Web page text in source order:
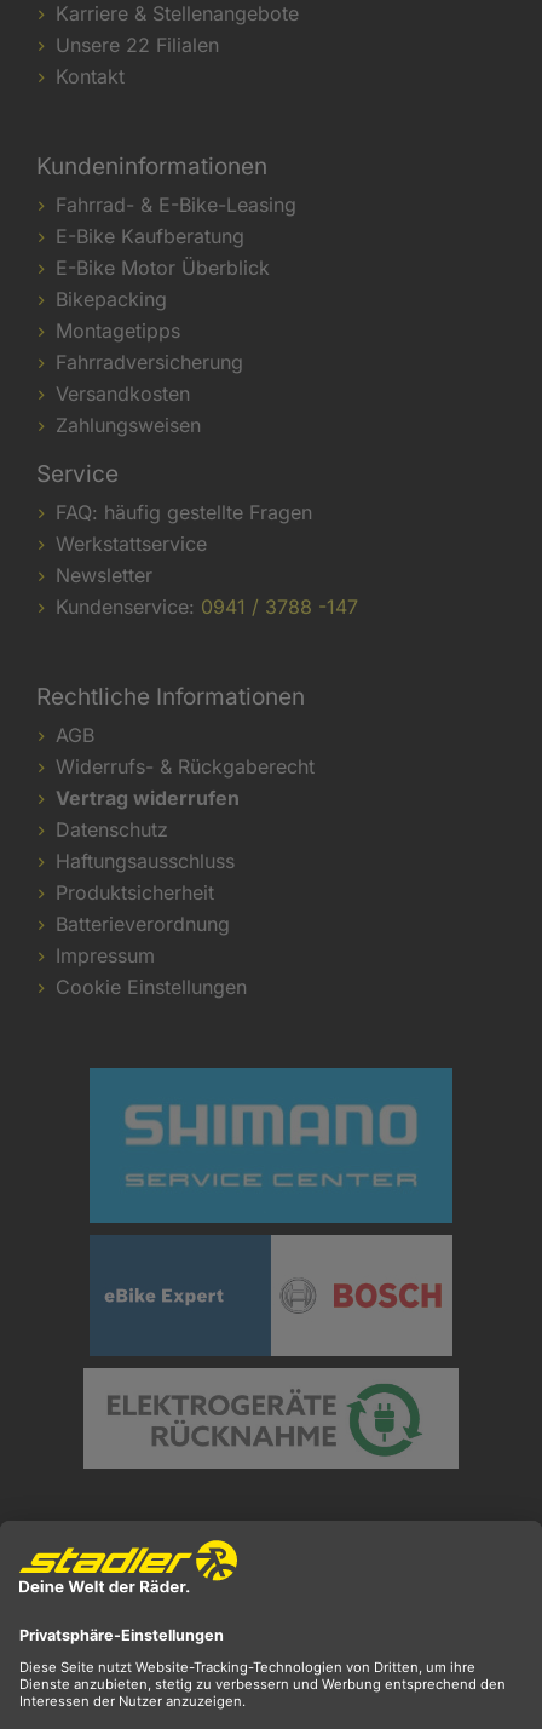
Karriere & Stellenangebote
Unsere 22 Filialen
Kontakt
Kundeninformationen
Fahrrad- & E-Bike-Leasing
E-Bike Kaufberatung
E-Bike Motor Überblick
Bikepacking
Montagetipps
Fahrradversicherung
Versandkosten
Zahlungsweisen
Service
FAQ: häufig gestellte Fragen
Werkstattservice
Newsletter
Kundenservice: 0941 / 3788 -147
Rechtliche Informationen
AGB
Widerrufs- & Rückgaberecht
Vertrag widerrufen
Datenschutz
Haftungsausschluss
Produktsicherheit
Batterieverordnung
Impressum
Cookie Einstellungen